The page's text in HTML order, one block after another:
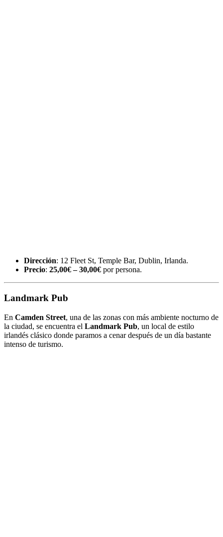
Dirección: 12 Fleet St, Temple Bar, Dublin, Irlanda.
Precio: 25,00€ – 30,00€ por persona.
Landmark Pub
En Camden Street, una de las zonas con más ambiente nocturno de
la ciudad, se encuentra el Landmark Pub, un local de estilo
irlandés clásico donde paramos a cenar después de un día bastante
intenso de turismo.